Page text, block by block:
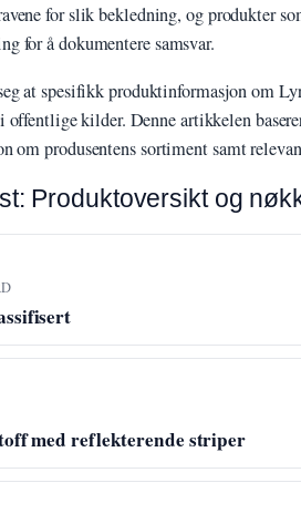
for slik bekledning, og produkter
for å dokumentere samsvar.
at spesifikk produktinformasjon om
kilder. Denne artikkelen
produsentens sortiment samt
Produktoversikt og
med reflekterende striper